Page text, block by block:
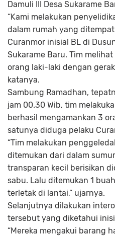
Damuli III Desa Sukarame
“Kami melakukan
dalam rumah yang
Curanmor inisial BL di
Sukarame Baru. Tim
orang laki-laki dengan
katanya.
Sambung Ramadhan,
jam 00.30 Wib, tim
berhasil mengamankan 3
satunya diduga pelaku
“Tim melakukan
ditemukan dari dalam
transparan kecil berisikan
sabu. Lalu ditemukan 1
terletak di lantai,” ujarnya.
Selanjutnya dilakukan
tersebut yang diketahui
“Mereka mengakui barang